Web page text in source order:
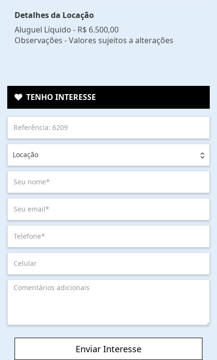
Detalhes da Locação
Aluguel Líquido - R$ 6.500,00
Observações - Valores sujeitos a alterações
TENHO INTERESSE
Locação
Enviar Interesse